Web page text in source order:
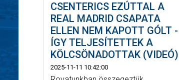
CSENTERICS EZÚTTAL A
REAL MADRID CSAPATA
ELLEN NEM KAPOTT GÓLT -
ÍGY TELJESÍTETTEK A
KÖLCSÖNADOTTAK (VIDEÓ)
2025-11-11 10:42:00